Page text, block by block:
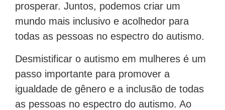
prosperar. Juntos, podemos criar um
mundo mais inclusivo e acolhedor para
todas as pessoas no espectro do autismo.
Desmistificar o autismo em mulheres é um
passo importante para promover a
igualdade de gênero e a inclusão de todas
as pessoas no espectro do autismo. Ao